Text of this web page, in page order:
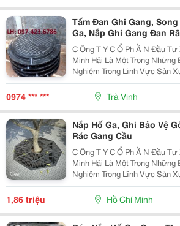
Tấm Đan Ghi Gang,
Ga, Nắp Ghi Gang Đan
C Ông T Y C Ổ Ph Ầ N Đầu
Minh Hải Là Một Trong
Nghiệm Trong Lĩnh Vực Sản
Gang Cầu, Gang Xám Như:
Song Chắn Rác &Hellip;
Hạ Tần
0974 *** *** Trà Vinh
Nắp Hố Ga, Ghi Bảo Vệ
Rác Gang Cầu
C Ông T Y C Ổ Ph Ầ N Đầu
Minh Hải Là Một Trong
Nghiệm Trong Lĩnh Vực Sản
Gang Cầu, Gang Xám Như:
Song Chắn Rác &Hellip;
1,86 triệu Hồ Chí Minh